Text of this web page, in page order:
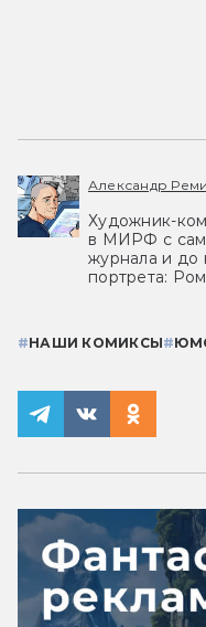
Александр
Художник-
в МИРФ с
журнала и до
портрета:
#НАШИ КОМИКСЫ#